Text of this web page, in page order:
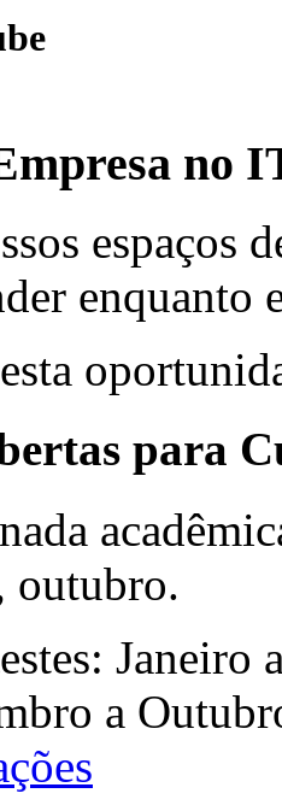
no
espaços
enquanto
para
outubro.
a